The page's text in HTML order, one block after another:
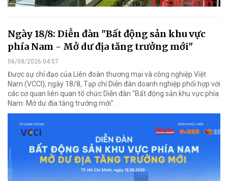
Ngày 18/8: Diễn đàn "Bất động sản khu vực
phía Nam - Mở dư địa tăng trưởng mới"
06/08/2026 04:57
Được sự chỉ đạo của Liên đoàn thương mại và công nghiệp Việt
Nam (VCCI), ngày 18/8, Tạp chí Diễn đàn doanh nghiệp phối hợp với
các cơ quan liên quan tổ chức Diễn đàn "Bất động sản khu vực phía
Nam: Mở dư địa tăng trưởng mới".